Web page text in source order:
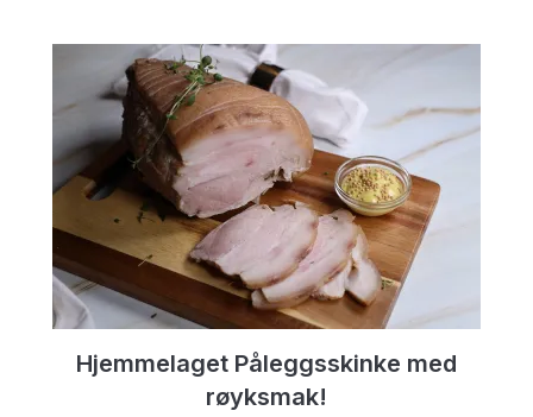
Hjemmelaget Påleggsskinke med
røyksmak!